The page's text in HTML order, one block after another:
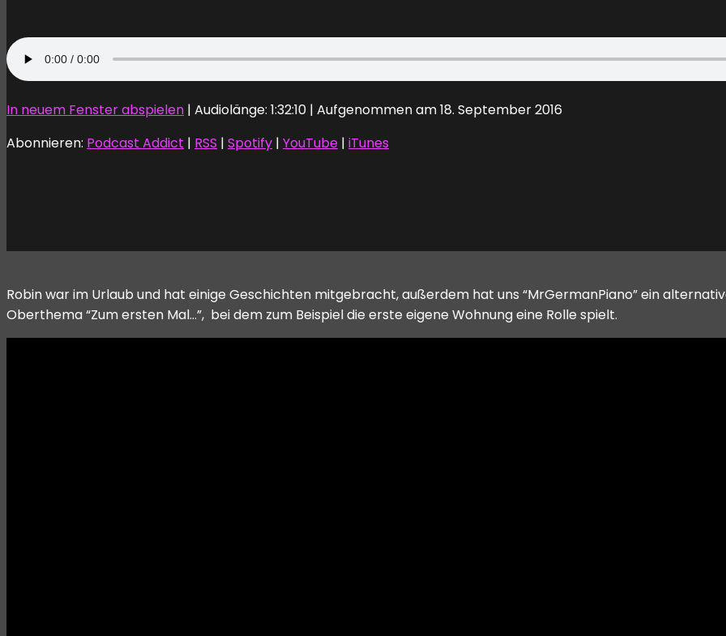
In neuem Fenster abspielen | Audiolänge: 1:32:10 | Aufgenommen am 18. September 2016
Abonnieren: Podcast Addict | RSS | Spotify | YouTube | iTunes
Robin war im Urlaub und hat einige Geschichten mitgebracht, außerdem hat uns “MrGermanPiano” ein
Oberthema “Zum ersten Mal…”, bei dem zum Beispiel die erste eigene Wohnung eine Rolle spielt.